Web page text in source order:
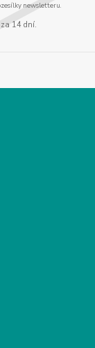
newsletteru.
14 dní.